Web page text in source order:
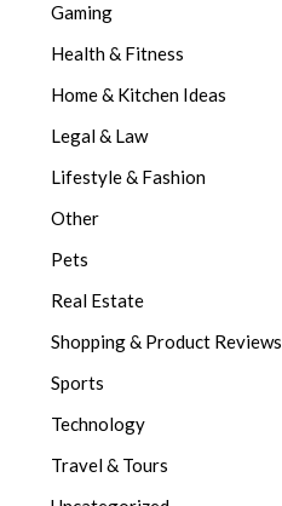
Gaming
Health & Fitness
Home & Kitchen Ideas
Legal & Law
Lifestyle & Fashion
Other
Pets
Real Estate
Shopping & Product Reviews
Sports
Technology
Travel & Tours